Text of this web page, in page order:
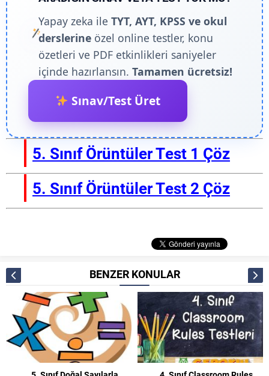
Yapay zeka ileTYT, AYT, KPSS ve okul
derslerine özel online testler, konu
özetleri ve PDF etkinlikleri saniyeler
içinde hazırlansın.Tamamen ücretsiz!
Sınav/Test Üret
5. Sınıf Örüntüler Test 1 Çöz
5. Sınıf Örüntüler Test 2 Çöz
BENZER KONULAR